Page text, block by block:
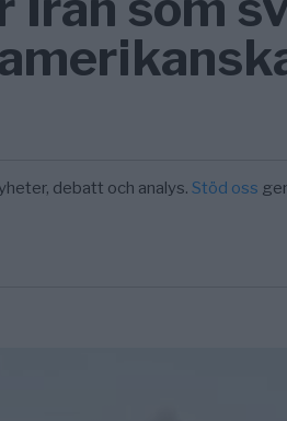
debatt och analys.Stöd oss